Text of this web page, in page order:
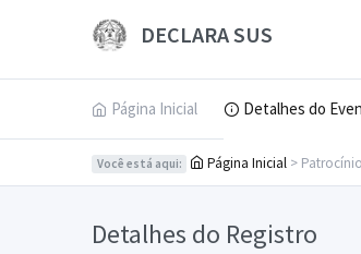
DECLARA SUS
Página Inicial Detalhes do
Você está aqui: Página Inicial >
Detalhes do Registro